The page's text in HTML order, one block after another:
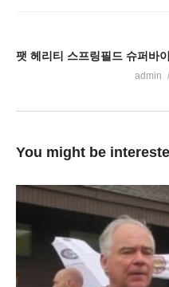
admin
You might be